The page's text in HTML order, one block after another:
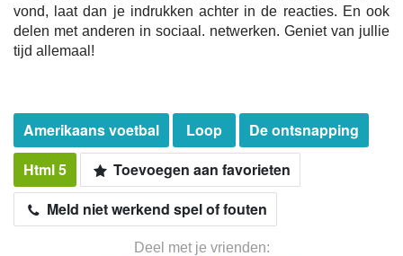
vond, laat dan je indrukken achter in de reacties. En ook
delen met anderen in sociaal. netwerken. Geniet van jullie
tijd allemaal!
Amerikaans voetbal Loop
De ontsnapping
Html 5
Toevoegen aan favorieten
Meld niet werkend spel of fouten
Deel met je vrienden: